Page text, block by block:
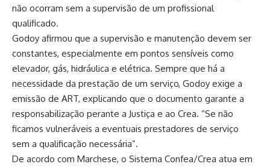
não ocorram sem a supervisão de um profissional
qualificado.
Godoy afirmou que a supervisão e manutenção devem ser
constantes, especialmente em pontos sensíveis como
elevador, gás, hidráulica e elétrica. Sempre que há a
necessidade da prestação de um serviço, Godoy exige a
emissão de ART, explicando que o documento garante a
responsabilização perante a Justiça e ao Crea. “Se não
ficamos vulneráveis a eventuais prestadores de serviço
sem a qualificação necessária”.
De acordo com Marchese, o Sistema Confea/Crea atua em